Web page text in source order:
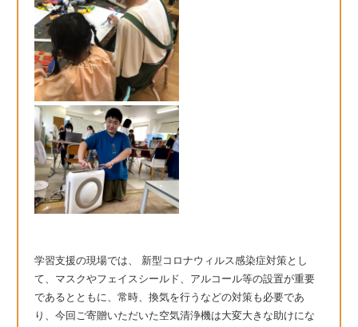
学習支援の現場では、 新型コロナウィルス感染症対策とし
て、マスクやフェイスシールド、アルコール等の設置が重要
であるとともに、常時、換気を行うなどの対策も必要であ
り、今回ご寄贈いただいた空気清浄機は大変大きな助けにな